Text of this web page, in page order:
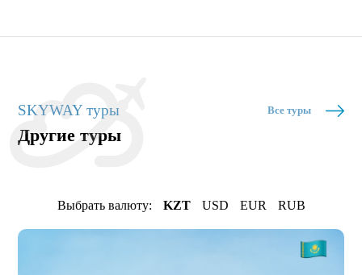
SKYWAY туры Все туры
Другие туры
Выбрать валюту: KZT USD EUR RUB